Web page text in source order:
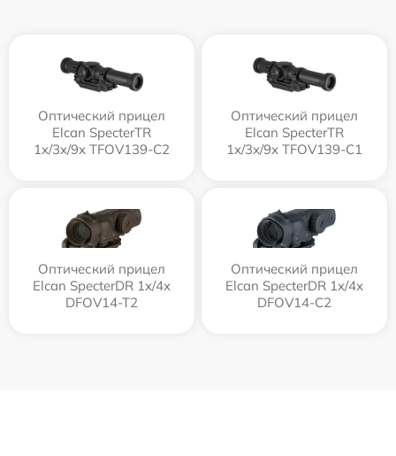
Оптический прицел
Elcan SpecterTR
1x/3x/9x TFOV139-C2
Оптический прицел
Elcan SpecterTR
1x/3x/9x TFOV139-C1
Оптический прицел
Elcan SpecterDR 1x/4x
DFOV14-T2
Оптический прицел
Elcan SpecterDR 1x/4x
DFOV14-C2